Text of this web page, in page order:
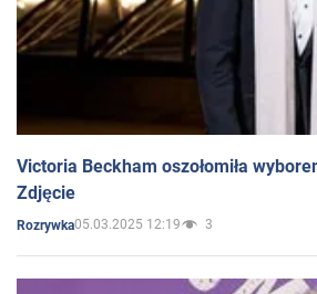
Victoria Beckham oszołomiła
Zdjęcie
Rozrywka05.03.2025 12:19 3